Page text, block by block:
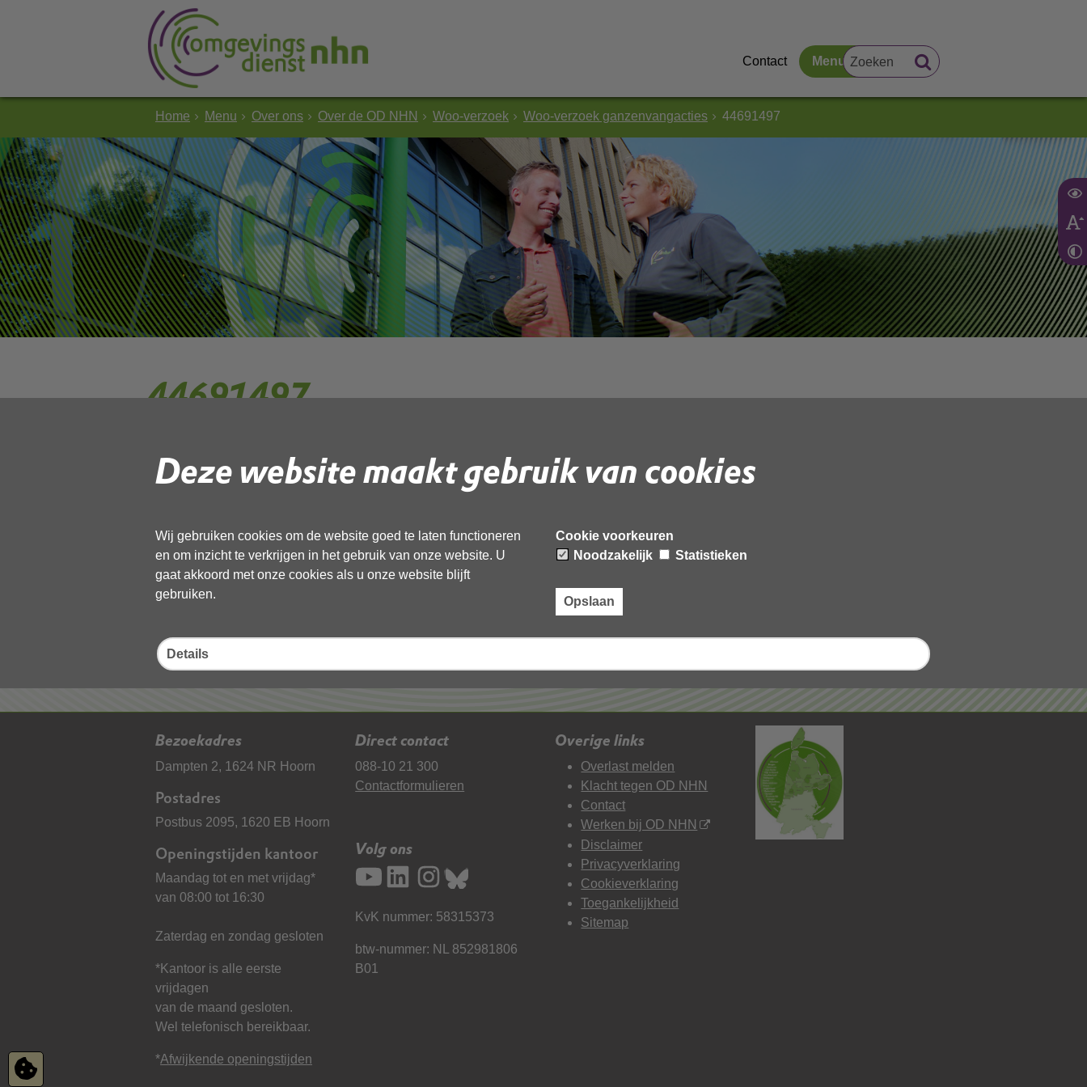
Deze website maakt gebruik van cookies
Wij gebruiken cookies om de website goed te laten functioneren
en om inzicht te verkrijgen in het gebruik van onze website. U
gaat akkoord met onze cookies als u onze website blijft
gebruiken.
Cookie voorkeuren
Noodzakelijk
Statistieken
Opslaan
Details
Contact Menu
Home Menu Over ons Over de OD NHN Woo-verzoek Woo-verzoek ganzenvangacties 44691497
44691497
Gebruik de onderstaande link om het document te downloaden.
Deel deze pagina
Bezoekadres
Dampten 2, 1624 NR Hoorn
Postadres
Postbus 2095, 1620 EB Hoorn
Openingstijden kantoor
Maandag tot en met vrijdag*
van 08:00 tot 16:30
Zaterdag en zondag gesloten
*Kantoor is alle eerste
vrijdagen
van de maand gesloten.
Wel telefonisch bereikbaar.
*Afwijkende openingstijden
Direct contact
088-10 21 300
Contactformulieren
Volg ons
KvK nummer: 58315373
btw-nummer: NL 852981806
B01
Overige links
Overlast melden
Klacht tegen OD NHN
Contact
Werken bij OD NHN
Disclaimer
Privacyverklaring
Cookieverklaring
Toegankelijkheid
Sitemap